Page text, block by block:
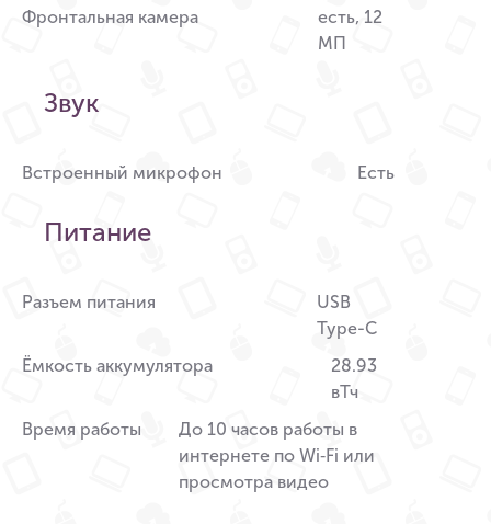
Фронтальная камера
есть, 12
МП
Звук
Встроенный микрофон Есть
Питание
Разъем питания
USB
Type-C
Ёмкость аккумулятора
28.93
вТч
Время работы
До 10 часов работы в
интернете по Wi‑Fi или
просмотра видео